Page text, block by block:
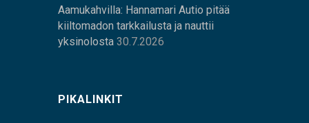
Aamukahvilla: Hannamari Autio pitää
kiiltomadon tarkkailusta ja nauttii
yksinolosta 30.7.2026
PIKALINKIT